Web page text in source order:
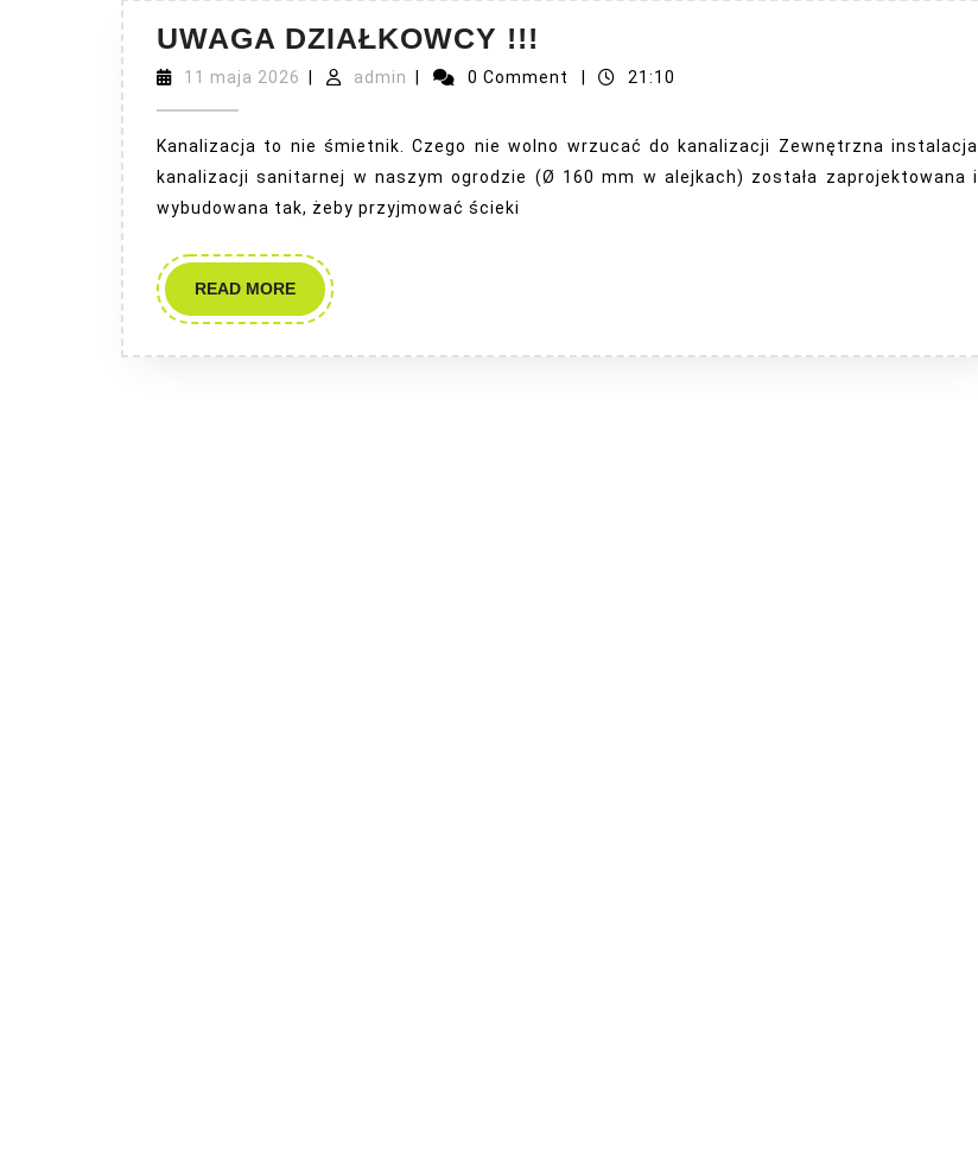
UWAGA DZIAŁKOWCY !!!
DZIAŁKOWCY
11 maja 2026 11
admin admin 0 Comment 21:10
Kanalizacja to nie śmietnik. Czego nie wolno wrzucać do kanalizacji Zewnętrzna instalacja
kanalizacji sanitarnej w naszym ogrodzie (Ø 160 mm w alejkach) została zaprojektowana i
wybudowana tak, żeby przyjmować ścieki
READ MOREREAD
MORE